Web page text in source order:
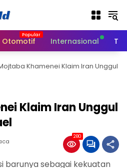
Otomotif Internasional
Khamenei Klaim Iran Unggul
Klaim Iran Unggul
280
barunya sebagai kekuatan